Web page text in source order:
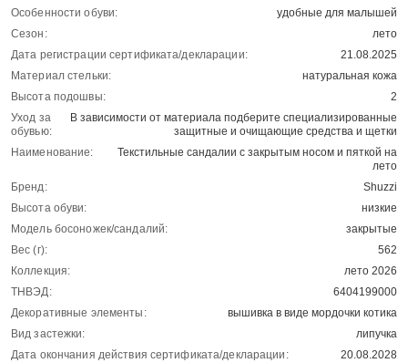
Особенности обуви:
удобные для малышей
Сезон:
лето
Дата регистрации сертификата/декларации:
21.08.2025
Материал стельки:
натуральная кожа
Высота подошвы:
2
Уход за
обувью:
В зависимости от материала подберите специализированные
защитные и очищающие средства и щетки
Наименование:
Текстильные сандалии с закрытым носом и пяткой на
лето
Бренд:
Shuzzi
Высота обуви:
низкие
Модель босоножек/сандалий:
закрытые
Вес (г):
562
Коллекция:
лето 2026
ТНВЭД:
6404199000
Декоративные элементы:
вышивка в виде мордочки котика
Вид застежки:
липучка
Дата окончания действия сертификата/декларации:
20.08.2028